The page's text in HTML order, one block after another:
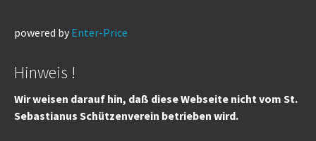
powered by Enter-Price
Hinweis !
Wir weisen darauf hin, daß diese Webseite nicht vom St.
Sebastianus Schützenverein betrieben wird.